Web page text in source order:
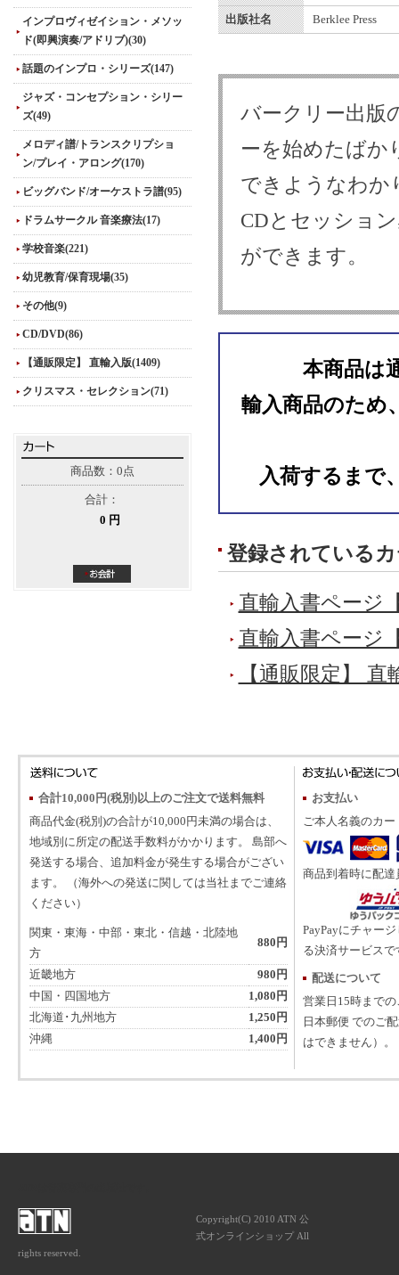
インプロヴィゼイション・メソッ
ド(即興演奏/アドリブ)(30)
話題のインプロ・シリーズ(147)
ジャズ・コンセプション・シリー
ズ(49)
メロディ譜/トランスクリプショ
ン/プレイ・アロング(170)
ビッグバンド/オーケストラ譜(95)
ドラムサークル 音楽療法(17)
学校音楽(221)
幼児教育/保育現場(35)
その他(9)
CD/DVD(86)
【通販限定】 直輸入版(1409)
クリスマス・セレクション(71)
商品数：0点
合計：
0 円
出版社名 Berklee Press
バークリー出版
ーを始めたばか
できようなわか
CDとセッショ
ができます。
本商品は
輸入商品のため
入荷するまで
登録されている
直輸入書ページ
直輸入書ページ
【通販限定】 直
合計10,000円(税別)以上のご注文で送料無料
商品代金(税別)の合計が10,000円未満の場合は、
地域別に所定の配送手数料がかかります。 島部へ
発送する場合、追加料金が発生する場合がござい
ます。 （海外への発送に関しては当社までご連絡
ください）
関東・東海・中部・東北・信越・北陸地
方
880円
近畿地方
980円
中国・四国地方
1,080円
北海道･九州地方
1,250円
沖縄
1,400円
お支払い
ご本人名義のカ
商品到着時に配
PayPayにチャー
る決済サービスで
配送について
営業日15時まで
日本郵便 でのご
はできません）。
Copyright(C) 2010 ATN 公
式オンラインショップ All
rights reserved.